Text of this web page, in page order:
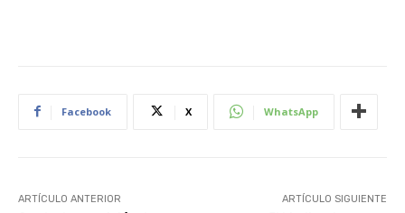
Facebook X WhatsApp
ARTÍCULO ANTERIOR ARTÍCULO SIGUIENTE